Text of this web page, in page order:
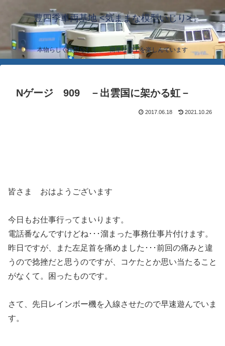
豊四季車両基地 <気ままな模型いじり>
本物らしく模型らしく… 簡単な加工を楽しんでいます
Nゲージ 909 －出雲国に架かる虹－
2017.06.18 2021.10.26
皆さま おはようございます
今日もお仕事行ってまいります。
電話番なんですけどね･･･溜まった事務仕事片付けます。
昨日ですが、また左足首を痛めました･･･前回の痛みと違
うので捻挫だと思うのですが、コケたとか思い当たること
がなくて。困ったものです。
さて、先日レインボー機を入線させたので早速遊んでいま
す。